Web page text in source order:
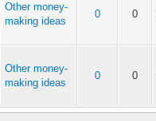
Other money-
making ideas
0 0
Other money-
making ideas
0 0